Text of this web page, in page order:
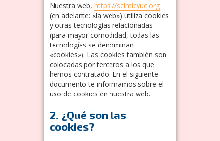
Nuestra web, https://sclmicyuc.org
(en adelante: «la web») utiliza cookies
y otras tecnologías relacionadas
(para mayor comodidad, todas las
tecnologías se denominan
«cookies»). Las cookies también son
colocadas por terceros a los que
hemos contratado. En el siguiente
documento te informamos sobre el
uso de cookies en nuestra web.
2. ¿Qué son las
cookies?